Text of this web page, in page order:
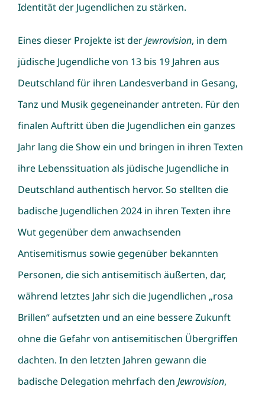
Identität der Jugendlichen zu stärken.
Eines dieser Projekte ist derJewrovision, in dem
jüdische Jugendliche von 13 bis 19 Jahren aus
Deutschland für ihren Landesverband in Gesang,
Tanz und Musik gegeneinander antreten. Für den
finalen Auftritt üben die Jugendlichen ein ganzes
Jahr lang die Show ein und bringen in ihren Texten
ihre Lebenssituation als jüdische Jugendliche in
Deutschland authentisch hervor. So stellten die
badische Jugendlichen 2024 in ihren Texten ihre
Wut gegenüber dem anwachsenden
Antisemitismus sowie gegenüber bekannten
Personen, die sich antisemitisch äußerten, dar,
während letztes Jahr sich die Jugendlichen „rosa
Brillen“ aufsetzten und an eine bessere Zukunft
ohne die Gefahr von antisemitischen Übergriffen
dachten. In den letzten Jahren gewann die
badische Delegation mehrfach den Jewrovision,